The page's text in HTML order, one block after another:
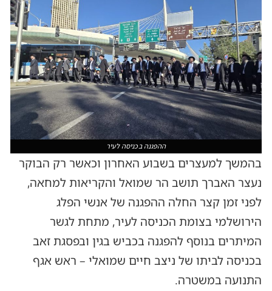
ההפגנה בכניסה לעיר
בהמשך למעצרים בשבוע האחרון וכאשר רק הבוקר
נעצר האברך תושב הר שמואל והקריאות למחאה,
לפני זמן קצר החלה ההפגנה של אנשי הפלג
הירושלמי בצומת הכניסה לעיר, מתחת לגשר
המיתרים בנוסף להפגנה בכביש בגין ובפסגת זאב
בכניסה לביתו של ניצב חיים שמואלי – ראש אגף
התנועה במשטרה.